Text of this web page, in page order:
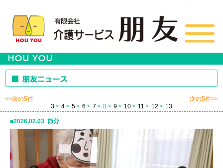
<<前の5件
3
4 5 6 7 8 9 10 11 12 13
次の5件>>
2026.02.03 節分